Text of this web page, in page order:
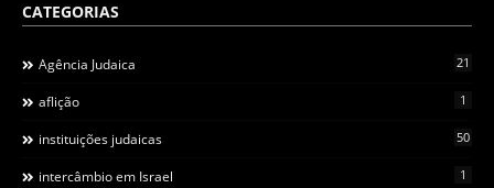
CATEGORIAS
Agência Judaica 21
aflição 1
instituições judaicas 50
intercâmbio em Israel 1